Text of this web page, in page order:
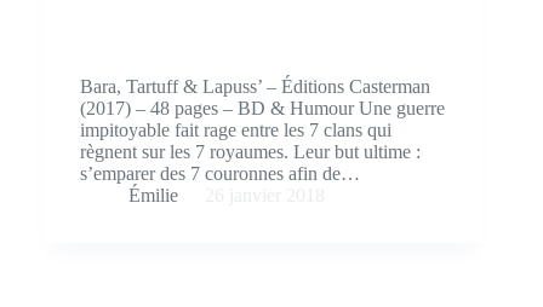
Bara, Tartuff & Lapuss’ – Éditions Casterman
(2017) – 48 pages – BD & Humour Une guerre
impitoyable fait rage entre les 7 clans qui
règnent sur les 7 royaumes. Leur but ultime :
s’emparer des 7 couronnes afin de…
Émilie